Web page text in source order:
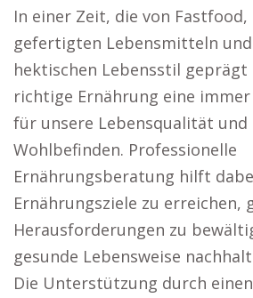
In einer Zeit, die von
gefertigten Lebensmitteln
hektischen Lebensstil
richtige Ernährung eine
für unsere Lebensqualität und
Wohlbefinden. Professionelle
Ernährungsberatung hilft
Ernährungsziele zu erreichen,
Herausforderungen zu
gesunde Lebensweise
Die Unterstützung durch einen